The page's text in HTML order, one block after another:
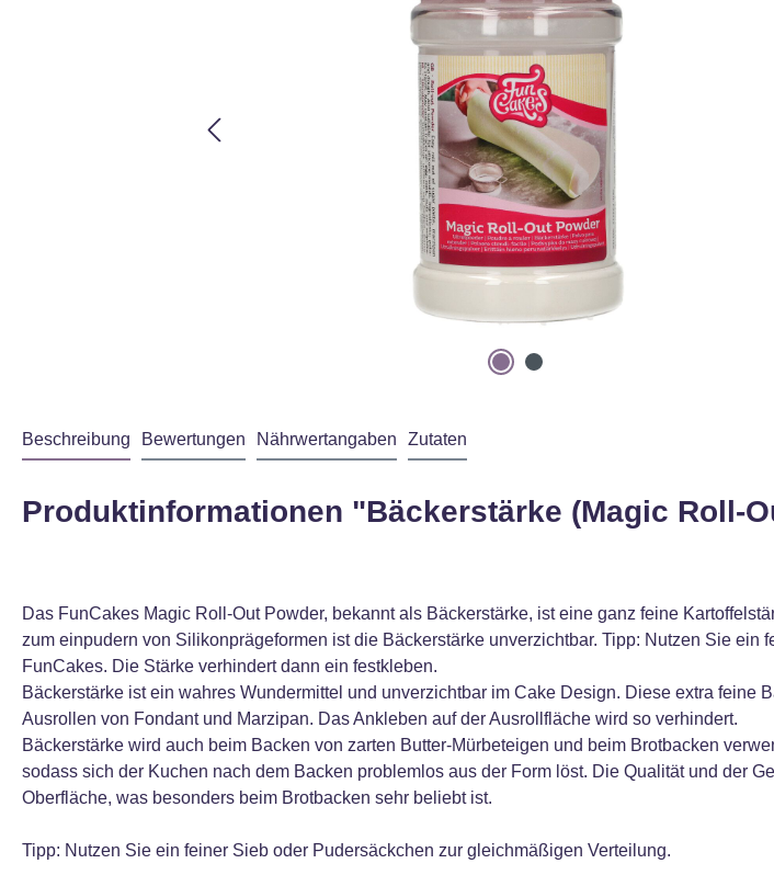
Beschreibung Bewertungen Nährwertangaben Zutaten
Produktinformationen "Bäckerstärke (Magic Roll-
Das FunCakes Magic Roll-Out Powder, bekannt als Bäckerstärke, ist eine ganz feine
zum einpudern von Silikonprägeformen ist die Bäckerstärke unverzichtbar. Tipp: Nutzen Sie
FunCakes. Die Stärke verhindert dann ein festkleben.
Bäckerstärke ist ein wahres Wundermittel und unverzichtbar im Cake Design. Diese extra
Ausrollen von Fondant und Marzipan. Das Ankleben auf der Ausrollfläche wird so verhindert.
Bäckerstärke wird auch beim Backen von zarten Butter-Mürbeteigen und beim Brotbacken
sodass sich der Kuchen nach dem Backen problemlos aus der Form löst. Die Qualität und der
Oberfläche, was besonders beim Brotbacken sehr beliebt ist.
Tipp: Nutzen Sie ein feiner Sieb oder Pudersäckchen zur gleichmäßigen Verteilung.